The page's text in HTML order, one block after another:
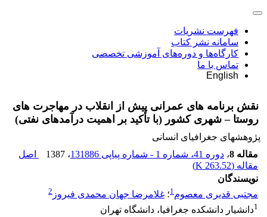
فهرست نشریات
سامانه نشر کتاب
کارگاه‌ها و دوره‌های آموزشی تخصصی
تماس با ما
English
نقش برنامه های عمرانی پیش از انقلاب در مهاجرت های
روستا – شهری کشور (با تأکید بر اهمیت درآمدهای نفتی)
پژوهشهای جغرافیای انسانی
مقاله 8
، دوره 41، شماره 1 - شماره پیاپی 131886 ، 1387
اصل
مقاله (263.52 K
)
نویسندگان
مجتبی قدیری معصوم1؛ غلامرضا جهان محمدی فیروز 2
1دانشیار دانشکده جغرافیا، دانشگاه تهران